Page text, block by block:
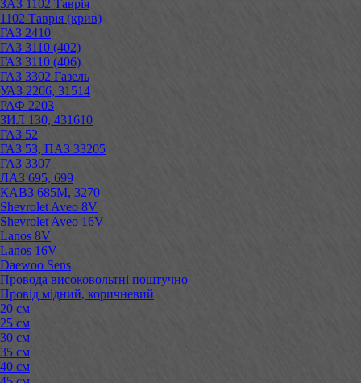
ЗАЗ 1102 Таврія
1102 Таврія (крив)
ГАЗ 2410
ГАЗ 3110 (402)
ГАЗ 3110 (406)
ГАЗ 3302 Газель
УАЗ 2206, 31514
РАФ 2203
ЗИЛ 130, 431610
ГАЗ 52
ГАЗ 53, ПАЗ 33205
ГАЗ 3307
ЛАЗ 695, 699
КАВЗ 685М, 3270
Shevrolet Aveo 8V
Shevrolet Aveo 16V
Lanos 8V
Lanos 16V
Daewoo Sens
Провода високовольтні поштучно
Провід мідний, коричневий
20 см
25 см
30 см
35 см
40 см